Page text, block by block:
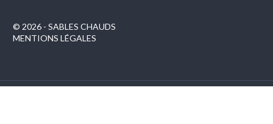
© 2026 - SABLES CHAUDS
MENTIONS LÉGALES